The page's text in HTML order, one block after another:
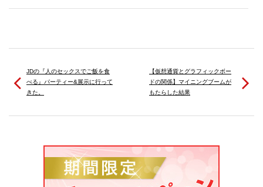
JDの『人のセックスでご飯を食
べる』パーティー&展示に行って
きた。
【仮想通貨とグラフィックボー
ドの関係】マイニングブームが
もたらした結果